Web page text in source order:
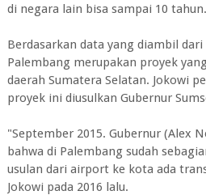
di negara lain bisa sampai 10
Berdasarkan data yang diambil
Palembang merupakan proyek
daerah Sumatera Selatan. Jokowi
proyek ini diusulkan Gubernur
"September 2015. Gubernur (Alex
bahwa di Palembang sudah
usulan dari airport ke kota ada
Jokowi pada 2016 lalu.